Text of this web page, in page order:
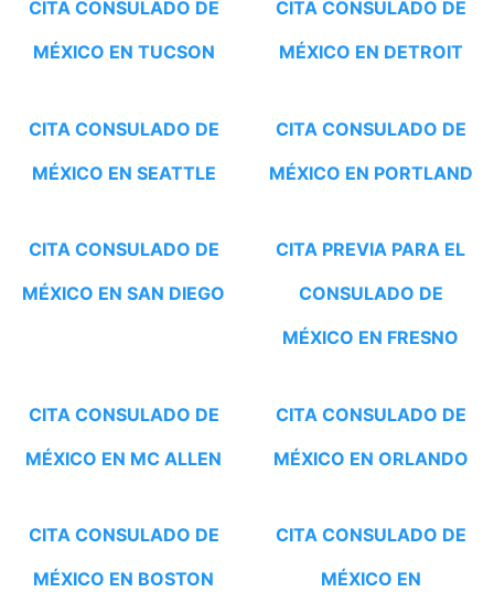
CITA CONSULADO DE
MÉXICO EN TUCSON
CITA CONSULADO DE
MÉXICO EN DETROIT
CITA CONSULADO DE
MÉXICO EN SEATTLE
CITA CONSULADO DE
MÉXICO EN PORTLAND
CITA CONSULADO DE
MÉXICO EN SAN DIEGO
CITA PREVIA PARA EL
CONSULADO DE
MÉXICO EN FRESNO
CITA CONSULADO DE
MÉXICO EN MC ALLEN
CITA CONSULADO DE
MÉXICO EN ORLANDO
CITA CONSULADO DE
MÉXICO EN BOSTON
CITA CONSULADO DE
MÉXICO EN